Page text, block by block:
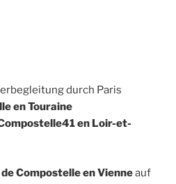
durch Paris
en Touraine
en Loir-et-
Compostelle en Vienneauf